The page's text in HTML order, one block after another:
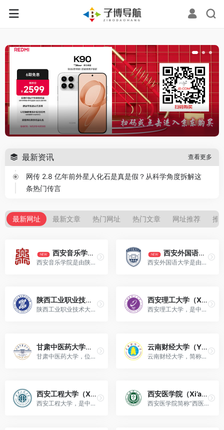
最新资讯 查看更多
网传 2.8 亿年前外星人化石是真是假？从科学角度拆解这
条热门传言
盘点全球经典数学难题！那些困扰人类百年的数学未解之
谜
盘点 2024 十大离谱奇葩新闻！国内外魔幻事件一件比一
件出人意料
星人影
未解之谜 2026年6月23日
奇人异事 2026年6月23日
奇人异事
巨型外星结构体现身木卫二，太阳系或迎外星远征！
最新网址 最新文章 热门网址 热门文章 网址推荐 推
NEW 西安音乐学院（Xi’an Conservatory of Music）
西安音乐学院是由陕西省人民政府主管的培养音乐艺术专门人才的全日制普通高等学校。
NEW 西安外国语大学（Xi`an International Studies University）
西安外国语大学是由陕西省人民政府举办和主管的全日制普通高等学校。
陕西工业职业技术大学（Shaanxi Polytechnic University）
陕西工业职业技术大学是位于陕西咸阳境内的公办本科职业大学。
西安理工大学（Xi’an University of Technology）
西安理工大学，是中央与陕西省共建高校，陕西省管理为主，工业和信息化部、陕西省共建高校。
甘肃中医药大学（Gansu University Of Chinese Medicine）
甘肃中医药大学，位于甘肃省兰州市，是甘肃省人民政府与国家中医药管理局共建高校。
云南财经大学（YUNNAN UNIVERSITY OF FINANCE AND ECONOMICS，YNUFE）
云南财经大学，简称云财大，是云南省人民政府举办的全日制普通高等学校。
西安工程大学（Xi’an Polytechnic University）
西安工程大学，是中国西部地区唯一一所以纺织服装为特色的高校。
西安医学院（Xi’an Medical University）
西安医学院简称“西医”，是陕西省人民政府举办的一所全日制普通本科院校。